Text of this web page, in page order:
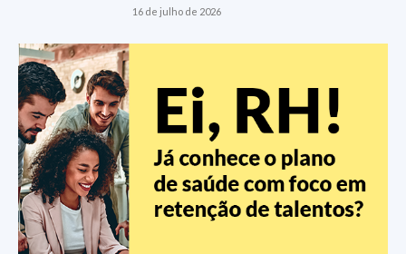
16 de julho de 2026